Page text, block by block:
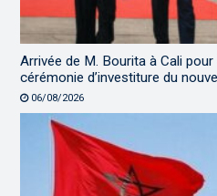
Arrivée de M. Bourita à Cali
cérémonie d’investiture du
06/08/2026